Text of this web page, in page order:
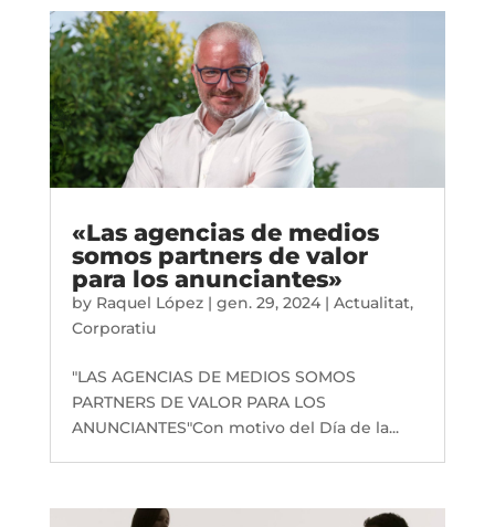
«Las agencias de medios
somos partners de valor
para los anunciantes»
by Raquel López| gen. 29, 2024| Actualitat,
Corporatiu
"LAS AGENCIAS DE MEDIOS SOMOS
PARTNERS DE VALOR PARA LOS
ANUNCIANTES"Con motivo del Día de la...